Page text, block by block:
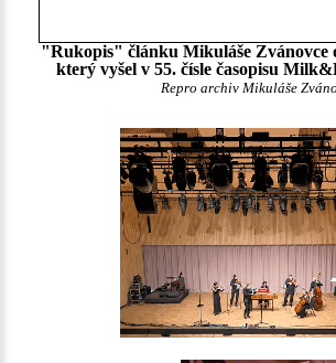
"Rukopis" článku Mikuláše Zvánovce
který vyšel v 55. čísle časopisu
Repro archiv Mikuláše